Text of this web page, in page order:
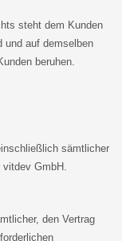
steht dem Kunden
und auf demselben
beruhen.
sämtlicher
GmbH.
den Vertrag